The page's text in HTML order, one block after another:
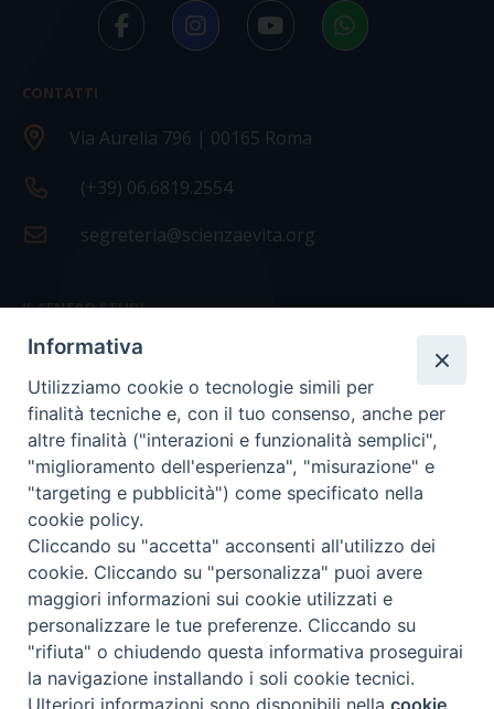
CONTATTI
Via Aurelia 796 | 00165 Roma
(+39) 06.6819.2554
segreteria@scienzaevita.org
IL CENTRO STUDI
La nostra storia
Statuto
Presidenza e ufficio presidenza
Consiglio scientifico
Coordinamento nazionale
COPYRIGHT Scienza & Vita - C.F96600690588- Tutti i
diritti -Privacy- Credits
Informativa
Utilizziamo cookie o tecnologie simili per
finalità tecniche e, con il tuo consenso, anche per
altre finalità ("interazioni e funzionalità semplici",
"miglioramento dell'esperienza", "misurazione" e
"targeting e pubblicità") come specificato nella
cookie policy.
Cliccando su "accetta" acconsenti all'utilizzo dei
cookie. Cliccando su "personalizza" puoi avere
maggiori informazioni sui cookie utilizzati e
personalizzare le tue preferenze. Cliccando su
"rifiuta" o chiudendo questa informativa proseguirai
la navigazione installando i soli cookie tecnici.